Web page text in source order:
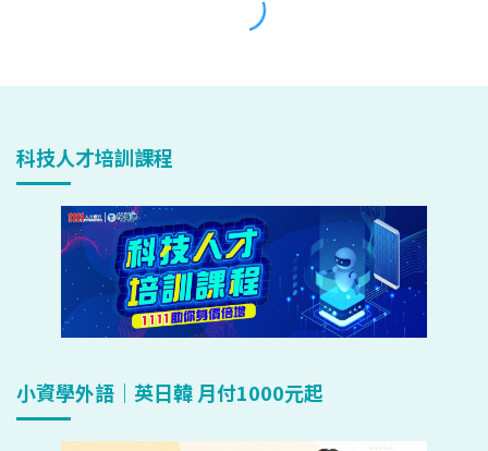
科技人才培訓課程
小資學外語｜英日韓 月付1000元起